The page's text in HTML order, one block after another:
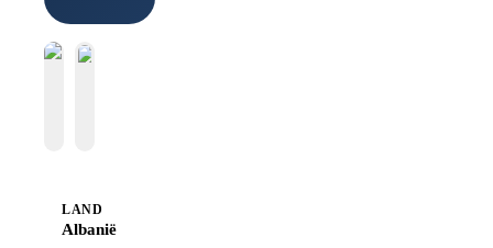
LAND
Albanië